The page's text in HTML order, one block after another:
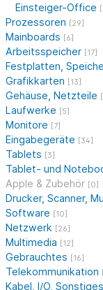
Einsteiger-Office
Prozessoren [29]
Mainboards [6]
Arbeitsspeicher [17]
Festplatten,
Grafikkarten [13]
Gehäuse, Netzteile
Laufwerke [5]
Monitore [7]
Eingabegeräte [34]
Tablets [3]
Tablet- und
Apple & Zubehör [0]
Drucker, Scanner,
Software [10]
Netzwerk [26]
Multimedia [12]
Gebrauchtes [16]
Telekommunikation
Kabel, I/O, Sonstiges